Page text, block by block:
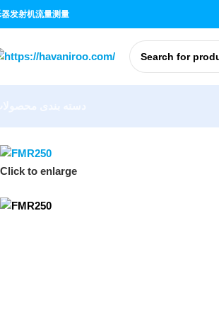
发射机流量测量
Click to enlarge